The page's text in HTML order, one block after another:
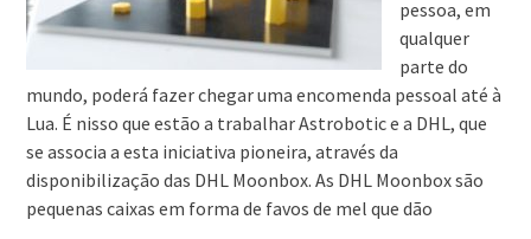
pessoa, em
qualquer
parte do
mundo, poderá fazer chegar uma encomenda pessoal até à
Lua. É nisso que estão a trabalhar Astrobotic e a DHL, que
se associa a esta iniciativa pioneira, através da
disponibilização das DHL Moonbox. As DHL Moonbox são
pequenas caixas em forma de favos de mel que dão